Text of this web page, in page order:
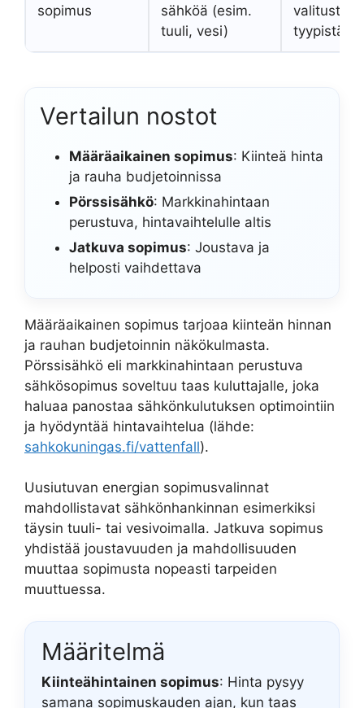
sopimus
sähköä (esim.
tuuli, vesi)
valitusta
tyypistä)
Vertailun nostot
Määräaikainen sopimus: Kiinteä hinta
ja rauha budjetoinnissa
Pörssisähkö: Markkinahintaan
perustuva, hintavaihtelulle altis
Jatkuva sopimus: Joustava ja
helposti vaihdettava
Määräaikainen sopimus tarjoaa kiinteän hinnan
ja rauhan budjetoinnin näkökulmasta.
Pörssisähkö eli markkinahintaan perustuva
sähkösopimus soveltuu taas kuluttajalle, joka
haluaa panostaa sähkönkulutuksen optimointiin
ja hyödyntää hintavaihtelua (lähde:
sahkokuningas.fi/vattenfall).
Uusiutuvan energian sopimusvalinnat
mahdollistavat sähkönhankinnan esimerkiksi
täysin tuuli- tai vesivoimalla. Jatkuva sopimus
yhdistää joustavuuden ja mahdollisuuden
muuttaa sopimusta nopeasti tarpeiden
muuttuessa.
Määritelmä
Kiinteähintainen sopimus: Hinta pysyy
samana sopimuskauden ajan, kun taas